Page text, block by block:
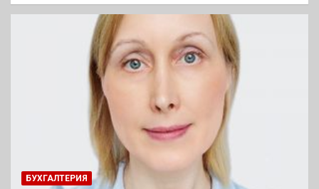
БУХГАЛТЕРИЯ